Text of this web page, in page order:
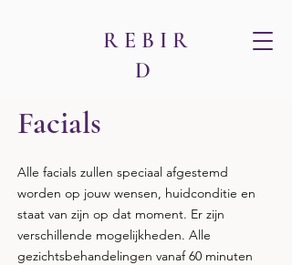
R E B I R
D
Facials
Alle facials zullen speciaal afgestemd
worden op jouw wensen, huidconditie en
staat van zijn op dat moment. Er zijn
verschillende mogelijkheden. Alle
gezichtsbehandelingen vanaf 60 minuten